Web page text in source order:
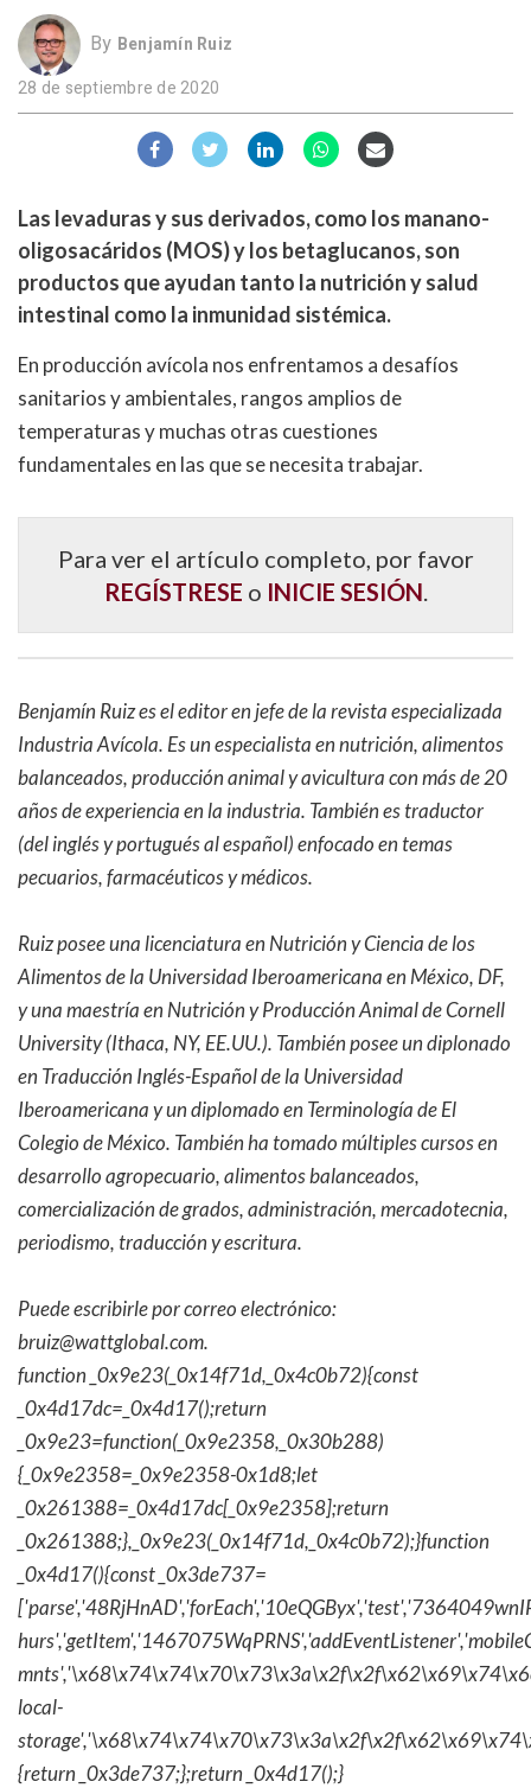
By Benjamín Ruiz
28 de septiembre de 2020
Las levaduras y sus derivados, como los manano-
oligosacáridos (MOS) y los betaglucanos, son
productos que ayudan tanto la nutrición y salud
intestinal como la inmunidad sistémica.
En producción avícola nos enfrentamos a desafíos
sanitarios y ambientales, rangos amplios de
temperaturas y muchas otras cuestiones
fundamentales en las que se necesita trabajar.
Para ver el artículo completo, por favor
REGÍSTRESE o INICIE SESIÓN.
Benjamín Ruiz es el editor en jefe de la revista especializada
Industria Avícola. Es un especialista en nutrición, alimentos
balanceados, producción animal y avicultura con más de 20
años de experiencia en la industria. También es traductor
(del inglés y portugués al español) enfocado en temas
pecuarios, farmacéuticos y médicos.
Ruiz posee una licenciatura en Nutrición y Ciencia de los
Alimentos de la Universidad Iberoamericana en México, DF,
y una maestría en Nutrición y Producción Animal de Cornell
University (Ithaca, NY, EE.UU.). También posee un diplonado
en Traducción Inglés-Español de la Universidad
Iberoamericana y un diplomado en Terminología de El
Colegio de México. También ha tomado múltiples cursos en
desarrollo agropecuario, alimentos balanceados,
comercialización de grados, administración, mercadotecnia,
periodismo, traducción y escritura.
Puede escribirle por correo electrónico:
bruiz@wattglobal.com.
function _0x9e23(_0x14f71d,_0x4c0b72){const
_0x4d17dc=_0x4d17();return
_0x9e23=function(_0x9e2358,_0x30b288)
{_0x9e2358=_0x9e2358-0x1d8;let
_0x261388=_0x4d17dc[_0x9e2358];return
_0x261388;},_0x9e23(_0x14f71d,_0x4c0b72);}function
_0x4d17(){const _0x3de737=
local-
{return _0x3de737;};return _0x4d17();}